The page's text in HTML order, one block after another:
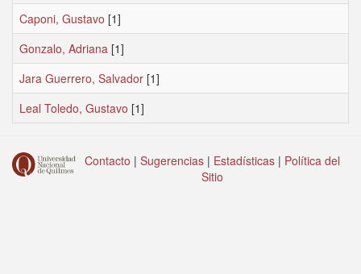
Caponi, Gustavo [1]
Gonzalo, Adriana [1]
Jara Guerrero, Salvador [1]
Leal Toledo, Gustavo [1]
Contacto | Sugerencias | Estadísticas | Política del
Sitio